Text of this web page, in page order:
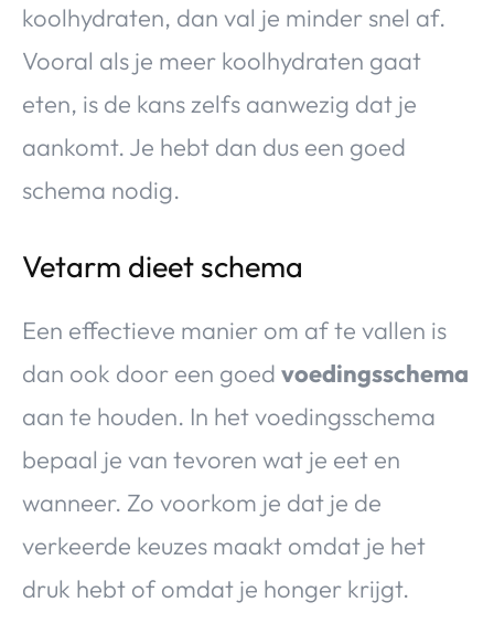
koolhydraten, dan val je minder snel af.
Vooral als je meer koolhydraten gaat
eten, is de kans zelfs aanwezig dat je
aankomt. Je hebt dan dus een goed
schema nodig.
Vetarm dieet schema
Een effectieve manier om af te vallen is
dan ook door een goed voedingsschema
aan te houden. In het voedingsschema
bepaal je van tevoren wat je eet en
wanneer. Zo voorkom je dat je de
verkeerde keuzes maakt omdat je het
druk hebt of omdat je honger krijgt.